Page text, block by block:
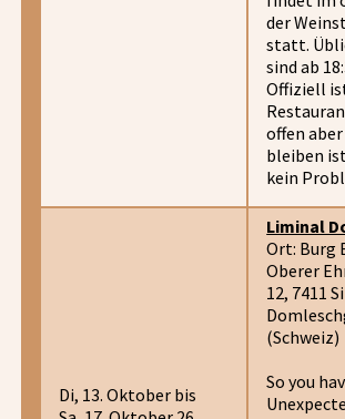
der
statt.
sind ab
Offiziell
offen
bleiben
kein
Di, 13. Oktober bis
Liminal
Ort: Burg
Oberer
12, 7411
(Schweiz)
So you